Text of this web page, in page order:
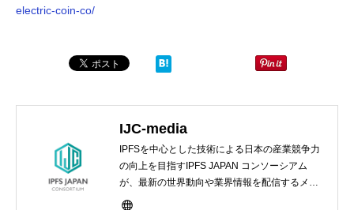
electric-coin-co/
IJC-media
IPFSを中心とした技術による日本の産業競争力
の向上を目指すIPFS JAPAN コンソーシアム
が、最新の世界動向や業界情報を配信するメデ
ィアサイト